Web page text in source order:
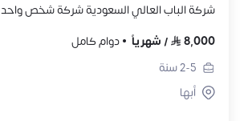
شركة الباب العالي السعودية شركة شخص واحد
8,000
/ شهرياً
دوام كامل
2-5سنة
أبها